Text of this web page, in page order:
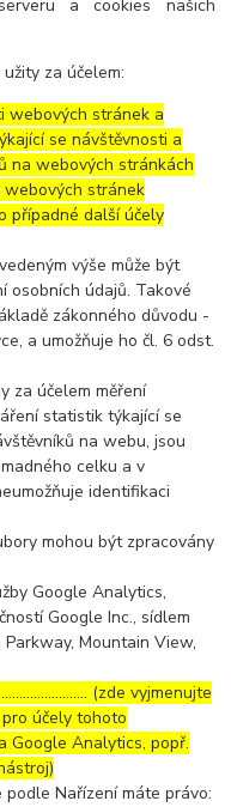
a cookies našich
za účelem:
webových stránek a
se návštěvnosti a
na webových stránkách
stránek
další účely
výše může být
osobních údajů. Takové
zákonného důvodu -
a umožňuje ho čl. 6 odst.
za účelem měření
statistik týkající se
na webu, jsou
celku a v
identifikaci
mohou být zpracovány
Google Analytics,
Google Inc., sídlem
Mountain View,
(zde vyjmenujte
účely tohoto
Google Analytics, popř.
podle Nařízení máte právo: